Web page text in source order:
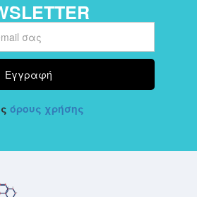
όρους χρήσης